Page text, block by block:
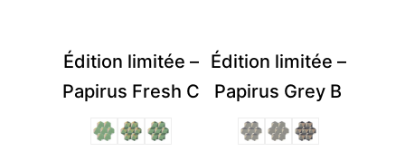
Édition limitée –
Papirus Fresh C
Édition limitée –
Papirus Grey B